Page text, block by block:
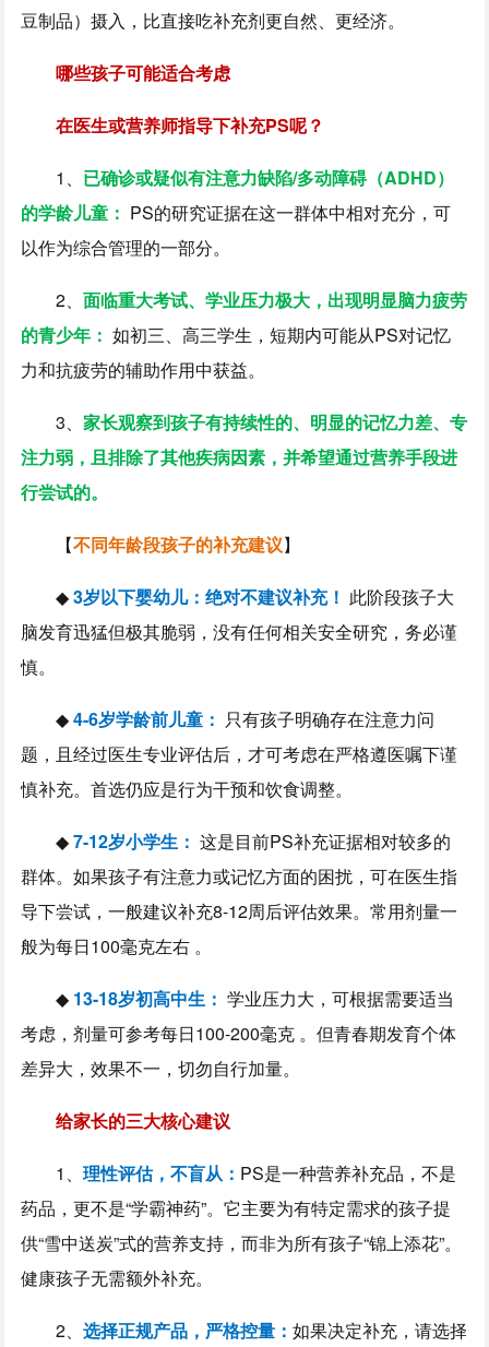
豆制品）摄入，比直接吃补充剂更自然、更经济。
哪些孩子可能适合考虑
在医生或营养师指导下补充PS呢？
1、 已确诊或疑似有注意力缺陷/多动障碍（ADHD）
的学龄儿童： PS的研究证据在这一群体中相对充分，可
以作为综合管理的一部分。
2、面临重大考试、学业压力极大，出现明显脑力疲劳
的青少年： 如初三、高三学生，短期内可能从PS对记忆
力和抗疲劳的辅助作用中获益。
3、家长观察到孩子有持续性的、明显的记忆力差、专
注力弱，且排除了其他疾病因素，并希望通过营养手段进
行尝试的。
【不同年龄段孩子的补充建议】
◆3岁以下婴幼儿：绝对不建议补充！ 此阶段孩子大
脑发育迅猛但极其脆弱，没有任何相关安全研究，务必谨
慎。
◆4-6岁学龄前儿童： 只有孩子明确存在注意力问
题，且经过医生专业评估后，才可考虑在严格遵医嘱下谨
慎补充。首选仍应是行为干预和饮食调整。
◆7-12岁小学生： 这是目前PS补充证据相对较多的
群体。如果孩子有注意力或记忆方面的困扰，可在医生指
导下尝试，一般建议补充8-12周后评估效果。常用剂量一
般为每日100毫克左右 。
◆ 13-18岁初高中生： 学业压力大，可根据需要适当
考虑，剂量可参考每日100-200毫克 。但青春期发育个体
差异大，效果不一，切勿自行加量。
给家长的三大核心建议
1、理性评估，不盲从： PS是一种营养补充品，不是
药品，更不是“学霸神药”。它主要为有特定需求的孩子提
供“雪中送炭”式的营养支持，而非为所有孩子“锦上添花”。
健康孩子无需额外补充。
2、选择正规产品，严格控量：如果决定补充，请选择